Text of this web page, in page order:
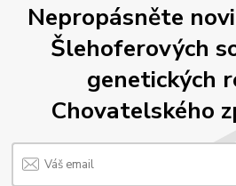
Nepropásněte
Šlehoferových
genetických
Chovatelského